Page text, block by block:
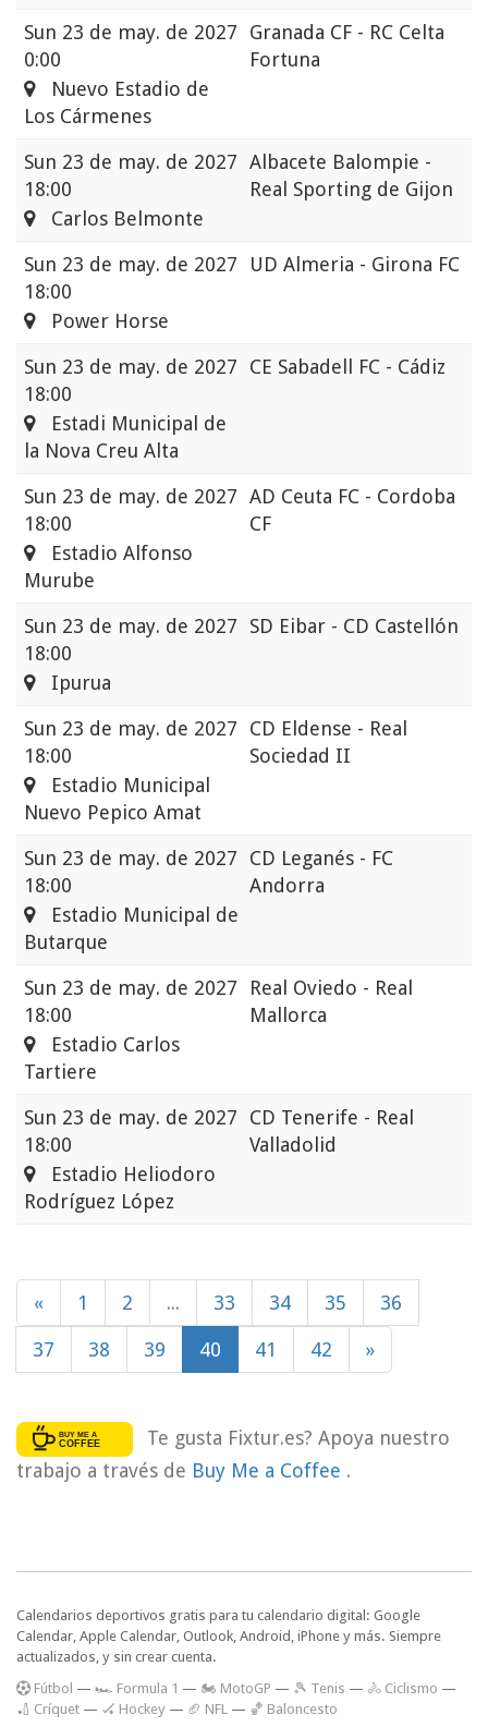
Sun 23 de may. de 2027
0:00
Granada CF - RC Celta
Fortuna
Nuevo Estadio de
Los Cármenes
Sun 23 de may. de 2027
18:00
Albacete Balompie -
Real Sporting de Gijon
Carlos Belmonte
Sun 23 de may. de 2027
18:00
UD Almeria - Girona FC
Power Horse
Sun 23 de may. de 2027
18:00
CE Sabadell FC - Cádiz
Estadi Municipal de
la Nova Creu Alta
Sun 23 de may. de 2027
18:00
AD Ceuta FC - Cordoba
CF
Estadio Alfonso
Murube
Sun 23 de may. de 2027
18:00
SD Eibar - CD Castellón
Ipurua
Sun 23 de may. de 2027
18:00
CD Eldense - Real
Sociedad II
Estadio Municipal
Nuevo Pepico Amat
Sun 23 de may. de 2027
18:00
CD Leganés - FC
Andorra
Estadio Municipal de
Butarque
Sun 23 de may. de 2027
18:00
Real Oviedo - Real
Mallorca
Estadio Carlos
Tartiere
Sun 23 de may. de 2027
18:00
CD Tenerife - Real
Valladolid
Estadio Heliodoro
Rodríguez López
« 1 2 ... 33 34 35 36
37 38 39 40 41 42 »
Te gusta Fixtur.es? Apoya nuestro
trabajo a través de Buy Me a Coffee .
Calendarios deportivos gratis para tu calendario digital: Google
Calendar, Apple Calendar, Outlook, Android, iPhone y más. Siempre
actualizados, y sin crear cuenta.
Fútbol — 🏎️ Formula 1 — 🏍 MotoGP — 🎾 Tenis — 🚴 Ciclismo —
🏏 Críquet — 🏑 Hockey — 🏈 NFL — 🏀 Baloncesto